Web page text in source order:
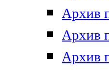
Архив
Архив
Архив